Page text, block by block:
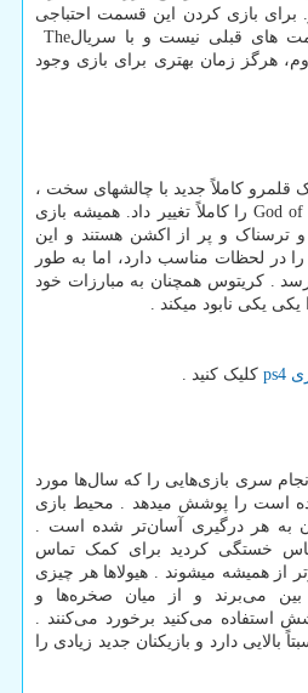
برای بازی کردن این قسمت احتباجی
های قبلی نیست و با سریالThe
هرگز زمان بهتری برای بازی وجود
کاملاً جدید با چالشهای سخت ،
God of را کاملاً تغییر داد. همیشه بازی
و ترسناک و پر از اکشن هستند و این
در لحظات مناسب دارد، اما به طور
. کریتوس همچنان به مبارزات خود
یکی نابود میکند .
ps4 کلیک کنید .
سری بازی‌هایی را که سال‌ها مورد
است را پوشش میدهد . محیط بازی
هر درگیری آسان‌تر شده است .
خستگی کردید برای کمک تماس
از همیشه میشوند . هیولاها هر چیزی
بین می‌برند و از میان صخره‌ها و
استفاده می‌کنید برخورد می‌کنند .
بالایی دارد و بازیکنان جدید زیادی را